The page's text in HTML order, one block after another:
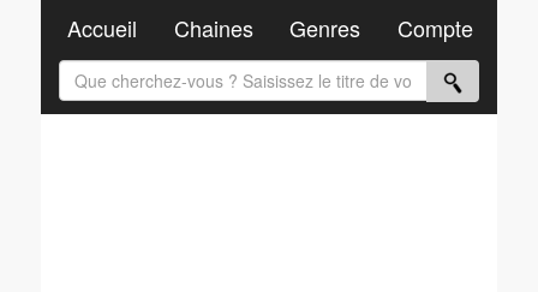
Accueil Chaines Genres Compte